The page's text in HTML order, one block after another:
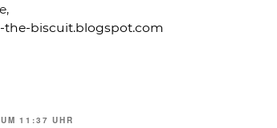
the-biscuit.blogspot.com
11:37 UHR